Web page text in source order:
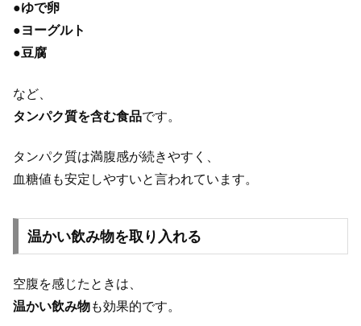
●ゆで卵
●ヨーグルト
●豆腐
など、
タンパク質を含む食品です。
タンパク質は満腹感が続きやすく、
血糖値も安定しやすいと言われています。
温かい飲み物を取り入れる
空腹を感じたときは、
温かい飲み物も効果的です。